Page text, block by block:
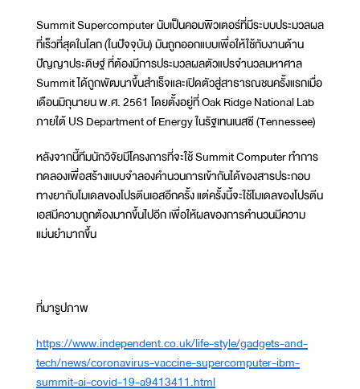
Summit Supercomputer นับเป็นคอมพิวเตอร์ที่มีระบบประมวลผล
ที่เร็วที่สุดในโลก (ในปัจจุบัน) มันถูกออกแบบเพื่อให้ใช้กับงานด้าน
ปัญญาประดิษฐ์ ที่ต้องมีการประมวลผลตัวแปรจำนวลมหาศาล
Summit ได้ถูกพัฒนาขึ้นสำเร็จและเปิดตัวสู่สาธารณชนครั้งแรกเมื่อ
เดือนมิถุนายน พ.ศ. 2561 โดยตั้งอยู่ที่ Oak Ridge National Lab
ภายใต้ US Department of Energy ในรัฐเทนเนสซี (Tennessee)
หลังจากนี้ทีมนักวิจัยมีโครงการที่จะใช้ Summit Computer ทำการ
ทดลองเพื่อสร้างแบบจำลองคำนวนการเข้ากันได้ของสารประกอบ
ทางยากับโมเดลของโปรตีนเอสอีกครั้ง แต่ครั้งนี้จะใช้โมเดลของโปรตีน
เอสมีความถูกต้องมากขึ้นไปอีก เพื่อให้ผลของการคำนวนมีความ
แม่นยำมากขึ้น
ที่มารูปภาพ
https://www.independent.co.uk/life-style/gadgets-and-
tech/news/coronavirus-vaccine-supercomputer-ibm-
summit-ai-covid-19-a9413411.html